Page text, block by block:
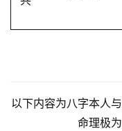
以下内容为八字本人
命理极